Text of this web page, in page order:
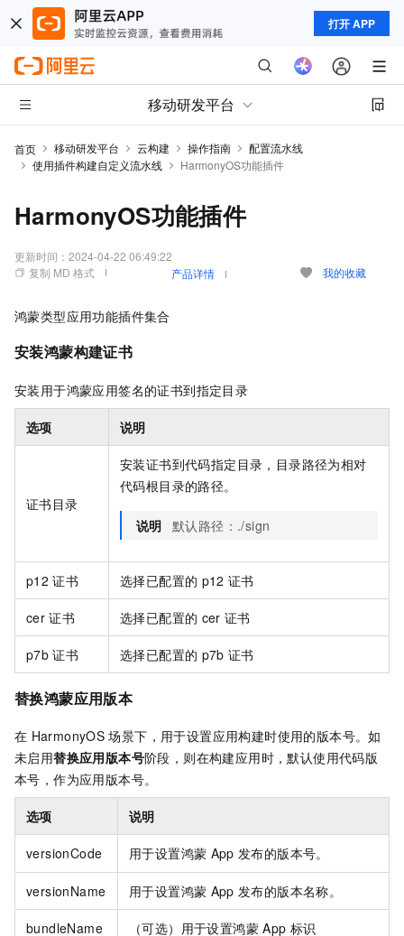
打开 APP
移动研发平台
首页 移动研发平台 云构建 操作指南
配置流水线
使用插件构建自定义流水线
HarmonyOS功能插件
HarmonyOS功能插件
更新时间： 2024-04-22 06:49:22
复制 MD 格式
产品详情 我的收藏
鸿蒙类型应用功能插件集合
安装鸿蒙构建证书
安装用于鸿蒙应用签名的证书到指定目录
选项 说明
证书目录
安装证书到代码指定目录，目录路径为相对
代码根目录的路径。
说明 默认路径：./sign
p12 证书 选择已配置的 p12 证书
cer 证书 选择已配置的 cer 证书
p7b 证书 选择已配置的 p7b 证书
替换鸿蒙应用版本
在 HarmonyOS 场景下，用于设置应用构建时使用的版本号。如
未启用替换应用版本号阶段，则在构建应用时，默认使用代码版
本号，作为应用版本号。
选项 说明
versionCode 用于设置鸿蒙 App 发布的版本号。
versionName 用于设置鸿蒙 App 发布的版本名称。
bundleName （可选）用于设置鸿蒙 App 标识